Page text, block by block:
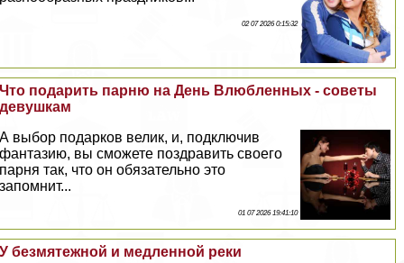
02 07 2026 0:15:32
Что подарить парню на День Влюбленных - советы
дeвyшкам
А выбор подарков велик, и, подключив
фантазию, вы сможете поздравить своего
парня так, что он обязательно это
запомнит...
01 07 2026 19:41:10
У безмятежной и медленной реки